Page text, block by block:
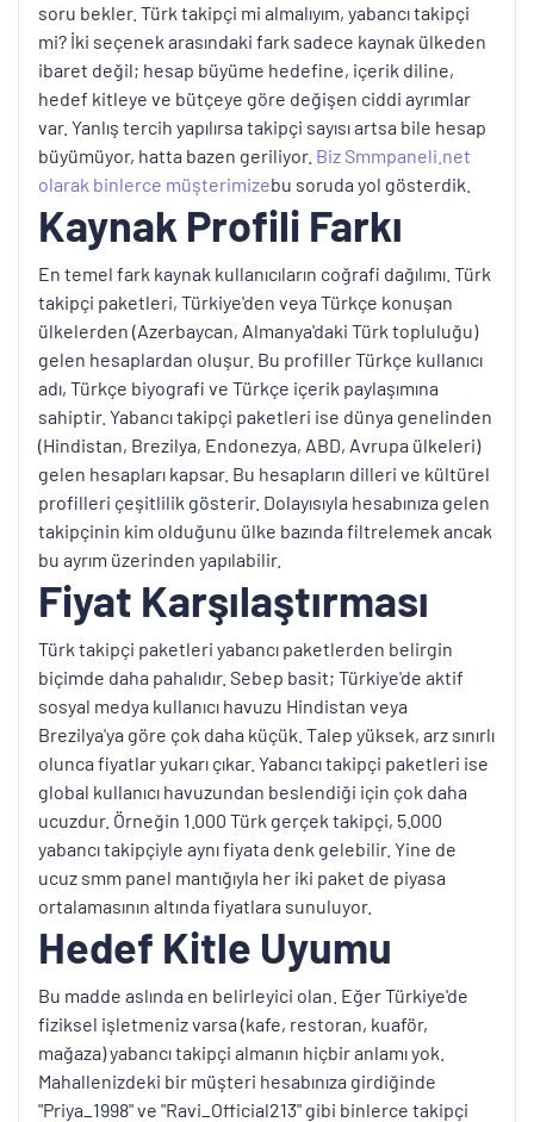
soru bekler. Türk takipçi mi almalıyım, yabancı takipçi
mi? İki seçenek arasındaki fark sadece kaynak ülkeden
ibaret değil; hesap büyüme hedefine, içerik diline,
hedef kitleye ve bütçeye göre değişen ciddi ayrımlar
var. Yanlış tercih yapılırsa takipçi sayısı artsa bile hesap
büyümüyor, hatta bazen geriliyor. Biz Smmpaneli.net
olarak binlerce müşterimizebu soruda yol gösterdik.
Kaynak Profili Farkı
En temel fark kaynak kullanıcıların coğrafi dağılımı. Türk
takipçi paketleri, Türkiye'den veya Türkçe konuşan
ülkelerden (Azerbaycan, Almanya'daki Türk topluluğu)
gelen hesaplardan oluşur. Bu profiller Türkçe kullanıcı
adı, Türkçe biyografi ve Türkçe içerik paylaşımına
sahiptir. Yabancı takipçi paketleri ise dünya genelinden
(Hindistan, Brezilya, Endonezya, ABD, Avrupa ülkeleri)
gelen hesapları kapsar. Bu hesapların dilleri ve kültürel
profilleri çeşitlilik gösterir. Dolayısıyla hesabınıza gelen
takipçinin kim olduğunu ülke bazında filtrelemek ancak
bu ayrım üzerinden yapılabilir.
Fiyat Karşılaştırması
Türk takipçi paketleri yabancı paketlerden belirgin
biçimde daha pahalıdır. Sebep basit; Türkiye'de aktif
sosyal medya kullanıcı havuzu Hindistan veya
Brezilya'ya göre çok daha küçük. Talep yüksek, arz sınırlı
olunca fiyatlar yukarı çıkar. Yabancı takipçi paketleri ise
global kullanıcı havuzundan beslendiği için çok daha
ucuzdur. Örneğin 1.000 Türk gerçek takipçi, 5.000
yabancı takipçiyle aynı fiyata denk gelebilir. Yine de
ucuz smm panel mantığıyla her iki paket de piyasa
ortalamasının altında fiyatlara sunuluyor.
Hedef Kitle Uyumu
Bu madde aslında en belirleyici olan. Eğer Türkiye'de
fiziksel işletmeniz varsa (kafe, restoran, kuaför,
mağaza) yabancı takipçi almanın hiçbir anlamı yok.
Mahallenizdeki bir müşteri hesabınıza girdiğinde
"Priya_1998" ve "Ravi_Official213" gibi binlerce takipçi